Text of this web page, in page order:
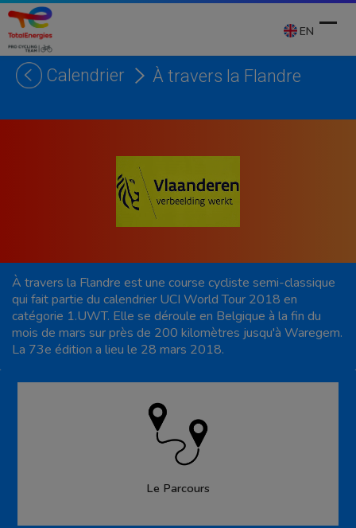
Skip
content
EN
Calendrier À travers la Flandre
À travers la Flandre est une course cycliste semi-classique
qui fait partie du calendrier UCI World Tour 2018 en
catégorie 1.UWT. Elle se déroule en Belgique à la fin du
mois de mars sur près de 200 kilomètres jusqu'à Waregem.
La 73e édition a lieu le 28 mars 2018.
Le Parcours